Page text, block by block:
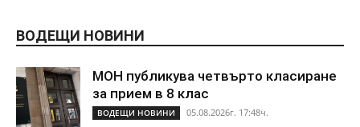
ВОДЕЩИ НОВИНИ
МОН публикува четвърто класиране
за прием в 8 клас
ВОДЕЩИ НОВИНИ 05.08.2026г. 17:48ч.